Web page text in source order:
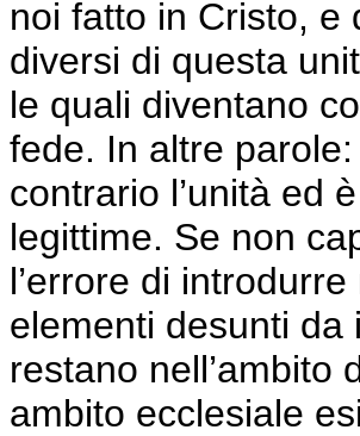
noi fatto in Cristo, e
diversi di questa
le quali diventano
fede. In altre
contrario l’unità ed
legittime. Se non
l’errore di
elementi desunti da
restano nell’ambito
ambito ecclesiale